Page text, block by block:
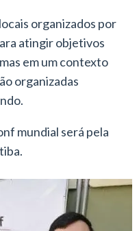
organizados por
atingir objetivos
em um contexto
organizadas
mundial será pela